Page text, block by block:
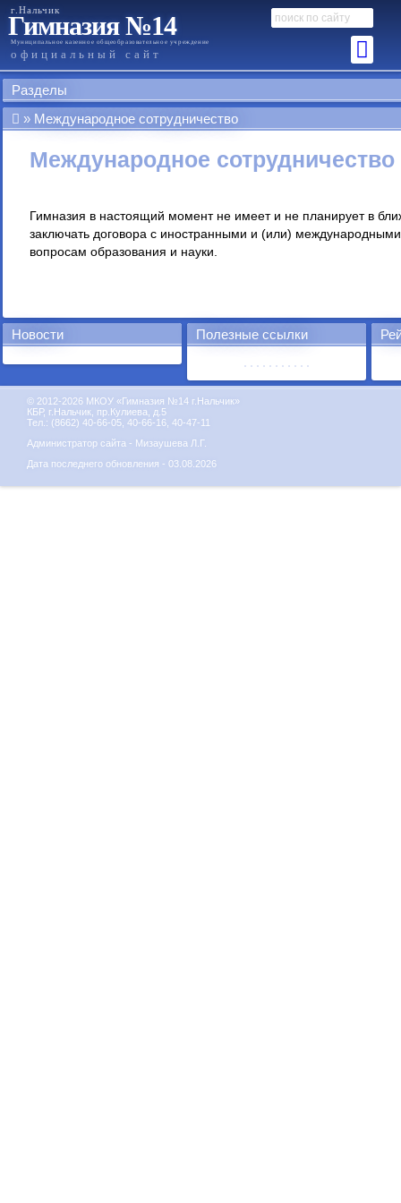
г.Нальчик
Гимназия №14
Муниципальное казенное общеобразовательное учреждение
официальный сайт
Разделы
Международное сотрудничество
Международное сотрудничество
Гимназия в настоящий момент не имеет и не планирует в
заключать договора с иностранными и (или)
вопросам образования и науки.
Новости Полезные ссылки
© 2012-2026 МКОУ «Гимназия №14 г.Нальчик»
КБР, г.Нальчик, пр.Кулиева, д.5
Тел.: (8662) 40-66-05, 40-66-16, 40-47-11
Администратор сайта - Мизаушева Л.Г.
Дата последнего обновления - 03.08.2026